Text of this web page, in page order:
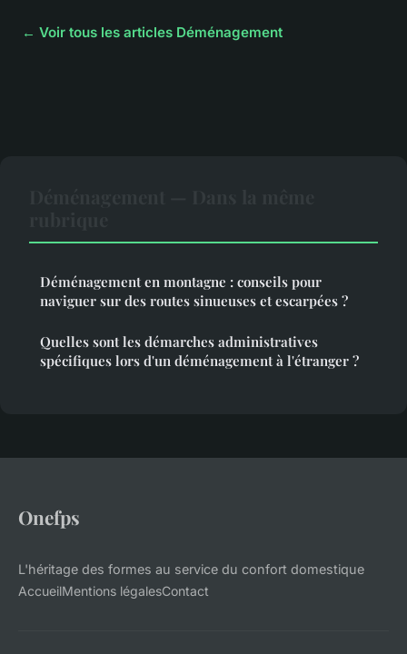
← Voir tous les articles Déménagement
Déménagement en montagne : conseils pour
naviguer sur des routes sinueuses et escarpées ?
Quelles sont les démarches administratives
spécifiques lors d'un déménagement à l'étranger ?
Onefps
L'héritage des formes au service du confort domestique
AccueilMentions légalesContact